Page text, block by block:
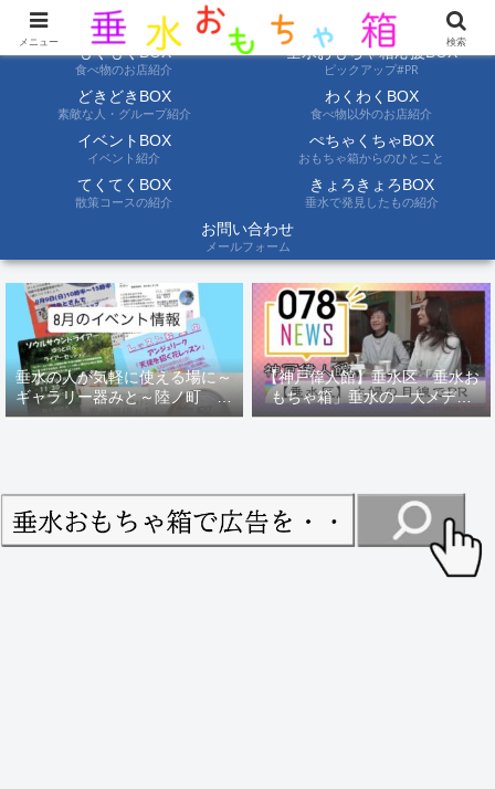
ようこそ垂水おもちゃ箱へ。垂水の情報を自分たちの目でみて聞いて伝えます
もぐもぐBOX
食べ物のお店紹介
垂水おもちゃ箱応援BOX
ピックアップ#PR
どきどきBOX
素敵な人・グループ紹介
わくわくBOX
食べ物以外のお店紹介
イベントBOX
イベント紹介
ぺちゃくちゃBOX
おもちゃ箱からのひとこと
てくてくBOX
散策コースの紹介
きょろきょろBOX
垂水で発見したもの紹介
お問い合わせ
メールフォーム
垂水の人が気軽に使える場に～
ギャラリー器みと～陸ノ町 ８
月のイベント情報
【神戸偉人館】垂水区「垂水お
もちゃ箱」垂水の一大メディ
ア！？｜神戸の魅力を凸インタ
メニュー 検索